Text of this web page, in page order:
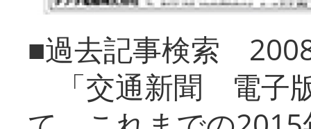
■過去記事検索
「交通新聞 電子